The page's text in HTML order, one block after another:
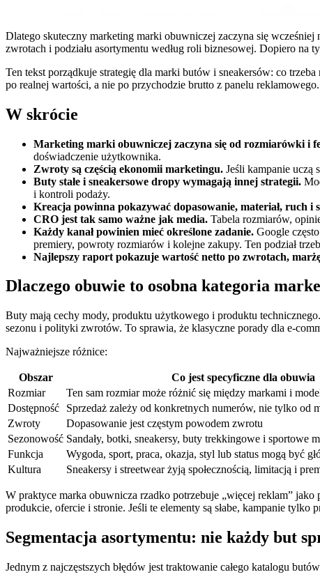
Dlatego skuteczny marketing marki obuwniczej zaczyna się
zwrotach i podziału asortymentu według roli biznesowej. Dopiero
Ten tekst porządkuje strategię dla marki butów i sneakersów: co
po realnej wartości, a nie po przychodzie brutto z panelu reklamowego.
W skrócie
Marketing marki obuwniczej zaczyna się od rozmiarówki i
doświadczenie użytkownika.
Zwroty są częścią ekonomii marketingu. Jeśli kampanie uczą
Buty stałe i sneakersowe dropy wymagają innej strategii.
i kontroli podaży.
Kreacja powinna pokazywać dopasowanie, materiał, ruch i
CRO jest tak samo ważne jak media. Tabela rozmiarów,
Każdy kanał powinien mieć określone zadanie. Google
premiery, powroty rozmiarów i kolejne zakupy. Ten podział
Najlepszy raport pokazuje wartość netto po zwrotach,
Dlaczego obuwie to osobna kategoria
Buty mają cechy mody, produktu użytkowego i produktu
sezonu i polityki zwrotów. To sprawia, że klasyczne porady dla e-
Najważniejsze różnice:
Obszar Co jest specyficzne dla obuwia
Rozmiar
Ten sam rozmiar może różnić się między markami i
Dostępność
Sprzedaż zależy od konkretnych numerów, nie tylko od
Zwroty
Dopasowanie jest częstym powodem zwrotu
Sezonowość Sandały, botki, sneakersy, buty trekkingowe i sportowe
Funkcja
Wygoda, sport, praca, okazja, styl lub status mogą być
Kultura
Sneakersy i streetwear żyją społecznością, limitacją i
W praktyce marka obuwnicza rzadko potrzebuje „więcej reklam”
produkcie, ofercie i stronie. Jeśli te elementy są słabe, kampanie tylko
Segmentacja asortymentu: nie każdy but
Jednym z najczęstszych błędów jest traktowanie całego katalogu